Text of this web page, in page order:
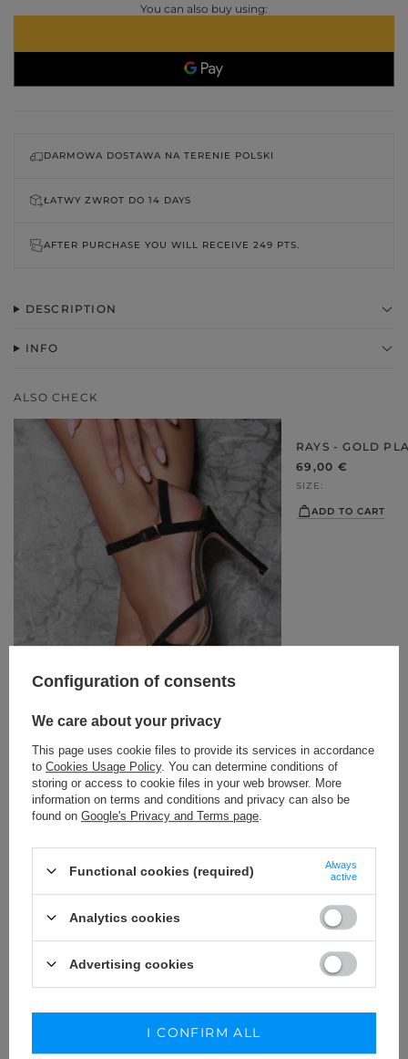
You can also buy using:
DARMOWA DOSTAWA NA TERENIE POLSKI
ŁATWY ZWROT DO 14 DAYS
AFTER PURCHASE YOU WILL RECEIVE 249 PTS.
DESCRIPTION
INFO
ALSO CHECK
GIULIA – BLACK SANDALS WITH MESH
199,00 €
SIZE
WYBIERZ OPCJĘ
RAYS - GOLD
69,00 €
SIZE
ADD TO CART
KUP STYLIZACJĘ
Configuration of consents
We care about your privacy
This page uses cookie files to provide its services in accordance
to Cookies Usage Policy. You can determine conditions of
storing or access to cookie files in your web browser. More
information on terms and conditions and privacy can also be
found on Google's Privacy and Terms page
Functional cookies (required)
Always
active
Analytics cookies
Advertising cookies
I CONFIRM ALL